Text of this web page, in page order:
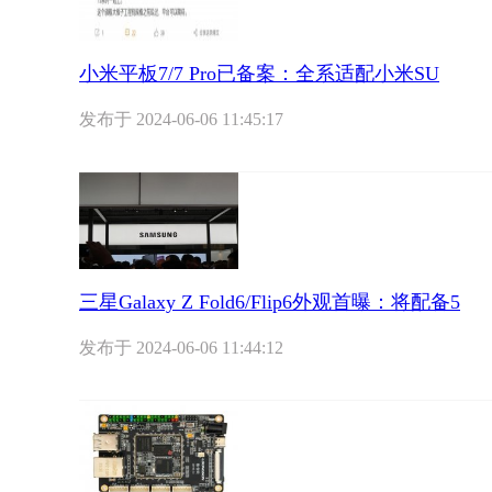
小米平板7/7 Pro已备案：全系适配小米SU
发布于 2024-06-06 11:45:17
三星Galaxy Z Fold6/Flip6外观首曝：将配备5
发布于 2024-06-06 11:44:12